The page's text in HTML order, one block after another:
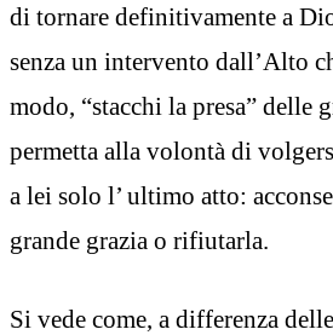
di tornare definitivamente a
senza un intervento dall’Alto
modo, “stacchi la presa” delle
permetta alla volontà di
a lei solo l’ ultimo atto:
grande grazia o rifiutarla.
Si vede come, a differenza